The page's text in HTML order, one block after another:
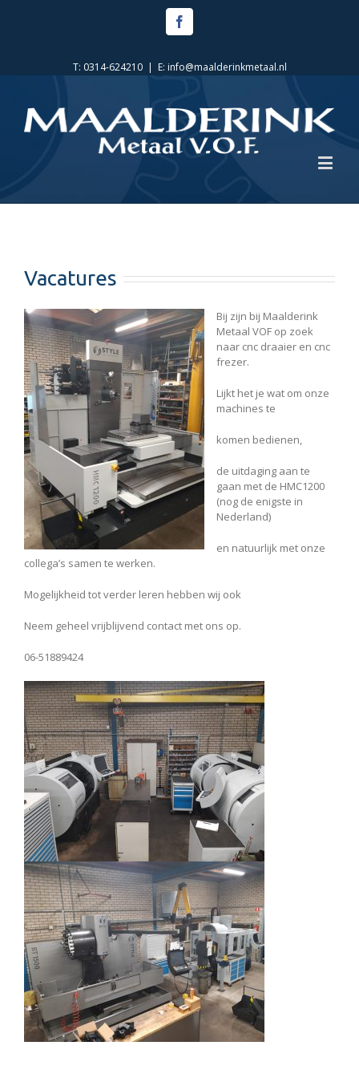
T: 0314-624210 | E: info@maalderinkmetaal.nl
Vacatures
Bij zijn bij Maalderink
Metaal VOF op zoek
naar cnc draaier en cnc
frezer.
Lijkt het je wat om onze
machines te
komen bedienen,
de uitdaging aan te
gaan met de HMC1200
(nog de enigste in
Nederland)
en natuurlijk met onze
collega’s samen te werken.
Mogelijkheid tot verder leren hebben wij ook
Neem geheel vrijblijvend contact met ons op.
06-51889424